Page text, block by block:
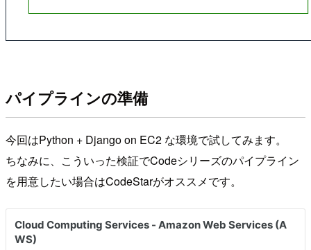
パイプラインの準備
今回はPython + Django on EC2 な環境で試してみます。
ちなみに、こういった検証でCodeシリーズのパイプライン
を用意したい場合はCodeStarがオススメです。